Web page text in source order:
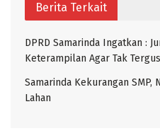
Berita Terkait
DPRD Samarinda Ingatkan :
Keterampilan Agar Tak
Samarinda Kekurangan SMP,
Lahan